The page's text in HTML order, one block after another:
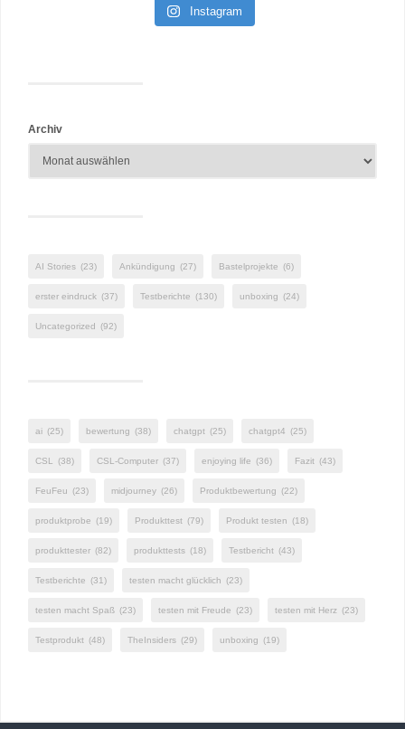
Instagram
Archiv
AI Stories (23) Ankündigung (27) Bastelprojekte (6)
erster eindruck (37) Testberichte (130) unboxing (24)
Uncategorized (92)
ai (25) bewertung (38) chatgpt (25) chatgpt4 (25)
CSL (38) CSL-Computer (37) enjoying life (36) Fazit (43)
FeuFeu (23) midjourney (26) Produktbewertung (22)
produktprobe (19) Produkttest (79) Produkt testen (18)
produkttester (82) produkttests (18) Testbericht (43)
Testberichte (31) testen macht glücklich (23)
testen macht Spaß (23) testen mit Freude (23) testen mit Herz (23)
Testprodukt (48) TheInsiders (29) unboxing (19)